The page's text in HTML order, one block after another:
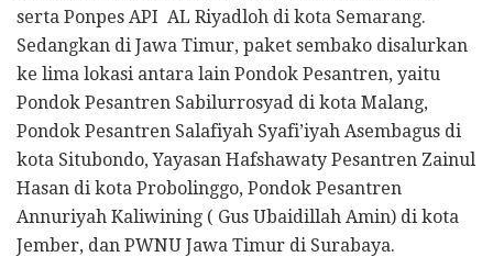
serta Ponpes API AL Riyadloh di kota Semarang.
Sedangkan di Jawa Timur, paket sembako disalurkan
ke lima lokasi antara lain Pondok Pesantren, yaitu
Pondok Pesantren Sabilurrosyad di kota Malang,
Pondok Pesantren Salafiyah Syafi’iyah Asembagus di
kota Situbondo, Yayasan Hafshawaty Pesantren Zainul
Hasan di kota Probolinggo, Pondok Pesantren
Annuriyah Kaliwining ( Gus Ubaidillah Amin) di kota
Jember, dan PWNU Jawa Timur di Surabaya.